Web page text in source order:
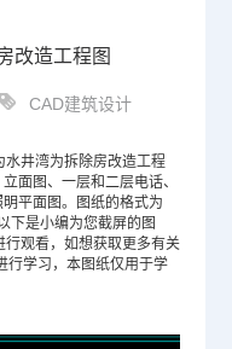
改造工程图
CAD建筑设计
水井湾为拆除房改造工程
面图、一层和二层电话、
平面图。图纸的格式为
下是小编为您截屏的图
观看，如想获取更多有关
行学习，本图纸仅用于学